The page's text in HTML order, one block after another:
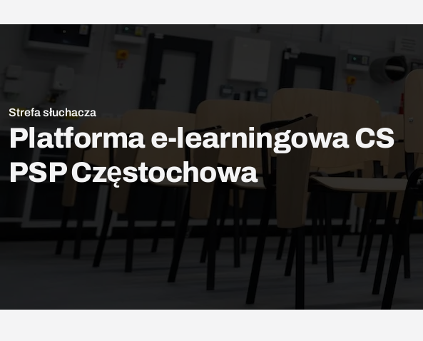
Strefa słuchacza
Platforma e-learningowa CS
PSP Częstochowa